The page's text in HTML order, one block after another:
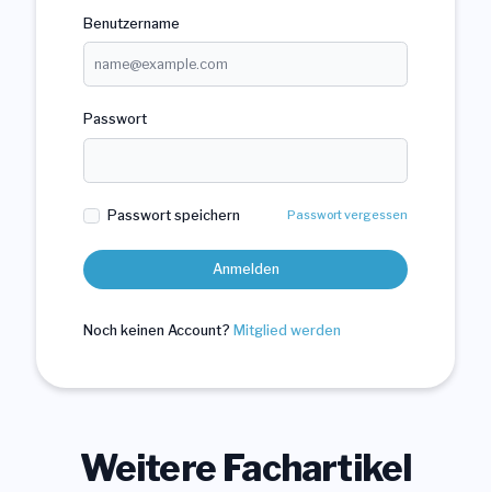
Benutzername
Passwort
Passwort speichern Passwort vergessen
Anmelden
Noch keinen Account?Mitglied werden
Weitere Fachartikel